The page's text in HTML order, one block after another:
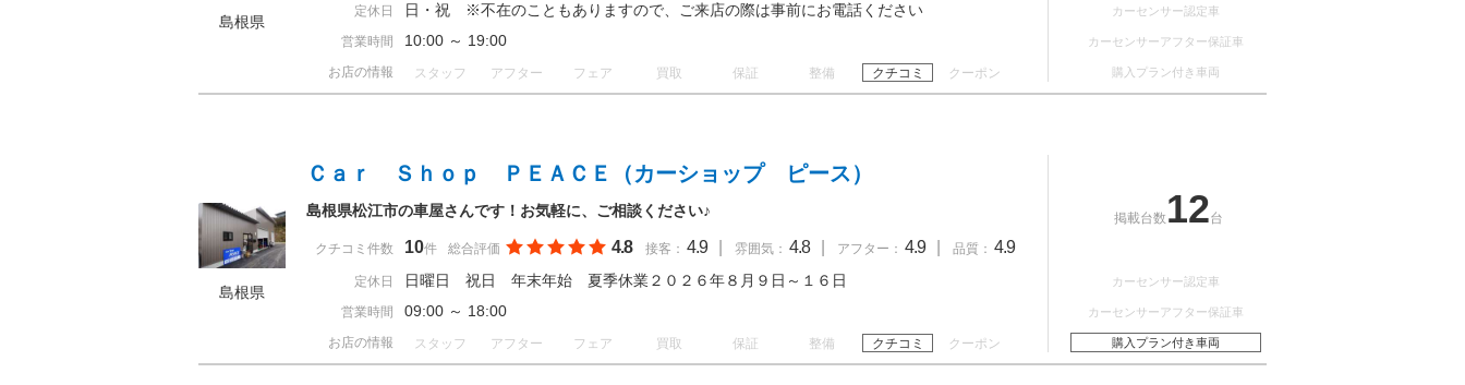
島根県
定休日 日・祝 ※不在のこともありますので、ご来店の際は事前にお電話ください
営業時間 10:00 ～ 19:00
お店の情報 スタッフ アフター フェア 買取 保証 整備 クチコミ クーポン
カーセンサー認定車
カーセンサーアフター保証車
購入プラン付き車両
島根県
Ｃａｒ Ｓｈｏｐ ＰＥＡＣＥ（カーショップ ピース）
島根県松江市の車屋さんです！お気軽に、ご相談ください♪
クチコミ件数 10件 総合評価 4.8 接客： 4.9 雰囲気： 4.8 アフター： 4.9 品質： 4.9
定休日 日曜日 祝日 年末年始 夏季休業２０２６年８月９日～１６日
営業時間 09:00 ～ 18:00
お店の情報 スタッフ アフター フェア 買取 保証 整備 クチコミ クーポン
掲載台数 12台
カーセンサー認定車
カーセンサーアフター保証車
購入プラン付き車両